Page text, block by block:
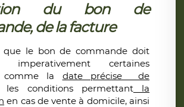
du bon de
de la facture
que le bon de commande doit
imperativement certaines
comme la date précise de
conditions permettantla
en cas de vente à domicile, ainsi